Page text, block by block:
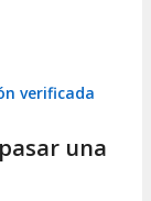
verificada
una